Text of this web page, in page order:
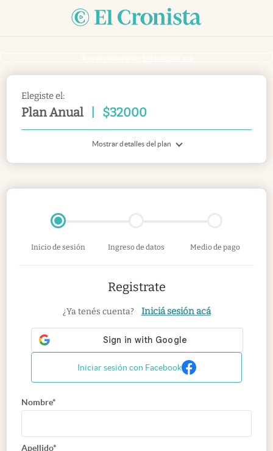
Elegiste el:
Plan Anual $32000
Mostrar detalles del plan
Inicio de sesión Ingreso de datos Medio de pago
Registrate
¿Ya tenés cuenta? Iniciá sesión acá
Iniciar sesión con Facebook
Nombre*
Apellido*